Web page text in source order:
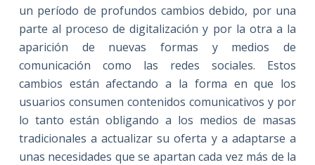
un período de profundos cambios debido, por una
parte al proceso de digitalización y por la otra a la
aparición de nuevas formas y medios de
comunicación como las redes sociales. Estos
cambios están afectando a la forma en que los
usuarios consumen contenidos comunicativos y por
lo tanto están obligando a los medios de masas
tradicionales a actualizar su oferta y a adaptarse a
unas necesidades que se apartan cada vez más de la